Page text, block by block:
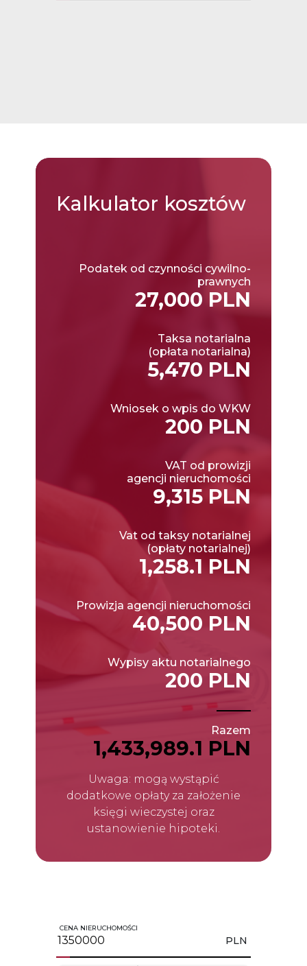
Kalkulator kosztów
Podatek od czynności cywilno-
prawnych
27,000 PLN
Taksa notarialna
(opłata notarialna)
5,470 PLN
Wniosek o wpis do WKW
200 PLN
VAT od prowizji
agencji nieruchomości
9,315 PLN
Vat od taksy notarialnej
(opłaty notarialnej)
1,258.1 PLN
Prowizja agencji nieruchomości
40,500 PLN
Wypisy aktu notarialnego
200 PLN
Razem
1,433,989.1 PLN
Uwaga: mogą wystąpić
dodatkowe opłaty za założenie
księgi wieczystej oraz
ustanowienie hipoteki.
CENA NIERUCHOMOŚCI
PLN